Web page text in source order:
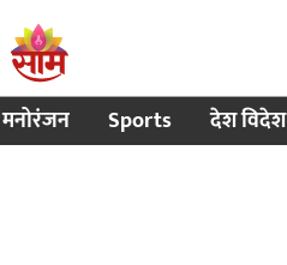
मनोरंजन Sports देश विदेश